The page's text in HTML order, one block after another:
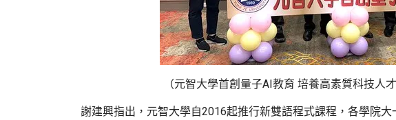
（元智大學首創量子AI教育 培養高素質科技人
謝建興指出，元智大學自2016起推行新雙語程式課程，各學院